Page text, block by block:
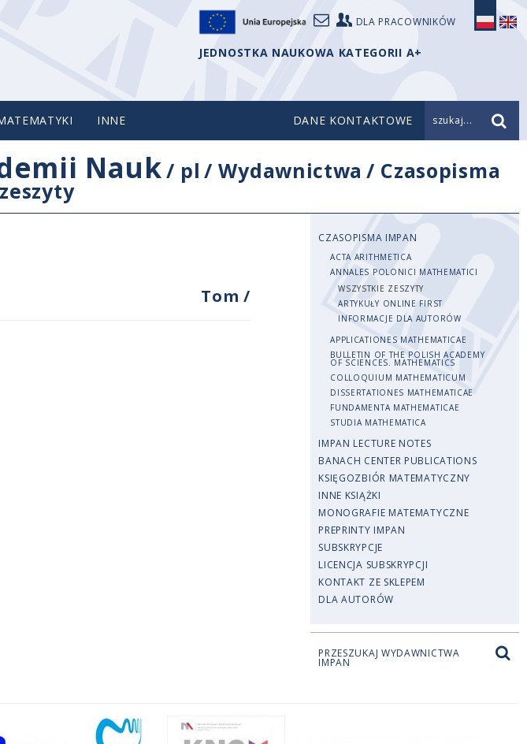
DLA PRACOWNIKÓW
JEDNOSTKA NAUKOWA KATEGORII A+
INNE DANE KONTAKTOWE szukaj...
Nauk/ pl /Wydawnictwa / Czasopisma
Tom/
CZASOPISMA IMPAN
ACTA ARITHMETICA
ANNALES POLONICI MATHEMATICI
WSZYSTKIE ZESZYTY
ARTYKUŁY ONLINE FIRST
INFORMACJE DLA AUTORÓW
APPLICATIONES MATHEMATICAE
BULLETIN OF THE POLISH ACADEMY
OF SCIENCES. MATHEMATICS
COLLOQUIUM MATHEMATICUM
DISSERTATIONES MATHEMATICAE
FUNDAMENTA MATHEMATICAE
STUDIA MATHEMATICA
IMPAN LECTURE NOTES
BANACH CENTER PUBLICATIONS
KSIĘGOZBIÓR MATEMATYCZNY
INNE KSIĄŻKI
MONOGRAFIE MATEMATYCZNE
PREPRINTY IMPAN
SUBSKRYPCJE
LICENCJA SUBSKRYPCJI
KONTAKT ZE SKLEPEM
DLA AUTORÓW
PRZESZUKAJ WYDAWNICTWA
IMPAN